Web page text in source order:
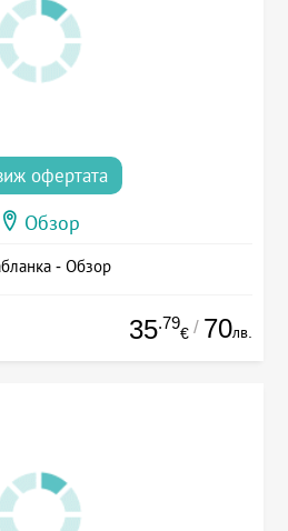
офертата
Обзор
- Обзор
35.79
€ / 70лв.